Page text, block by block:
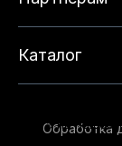
Каталог
Обработка
опыта на нашем
данный сайт, вы